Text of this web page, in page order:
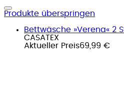
Produkte überspringen
Bettwäsche »Verena« 2
CASATEX
Aktueller Preis69,99 €